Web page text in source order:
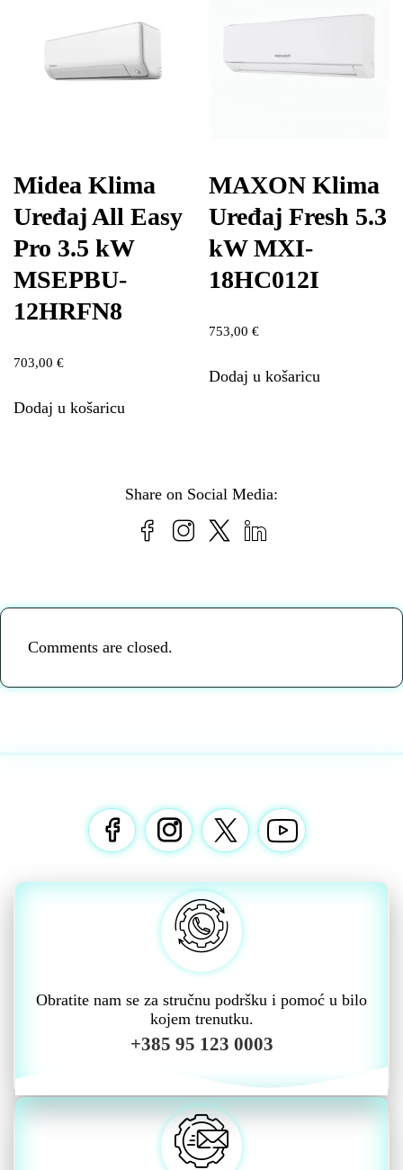
Midea Klima
Uređaj All Easy
Pro 3.5 kW
MSEPBU-
12HRFN8
703,00 €
Dodaj u košaricu
MAXON Klima
Uređaj Fresh 5.3
kW MXI-
18HC012I
753,00€
Dodaj u košaricu
Share on Social Media:
Comments are closed.
Obratite nam se za stručnu podršku i pomoć u bilo
kojem trenutku.
+385 95 123 0003